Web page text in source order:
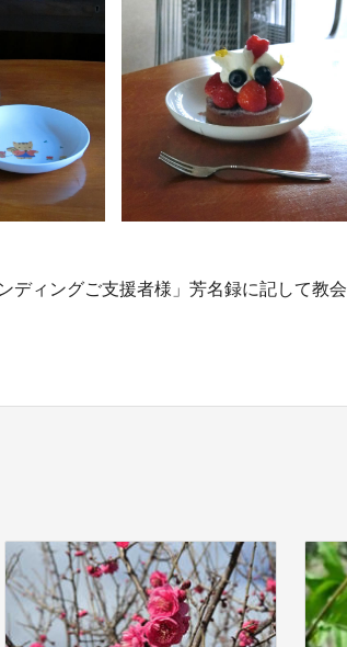
ディングご支援者様」芳名録に記して教会